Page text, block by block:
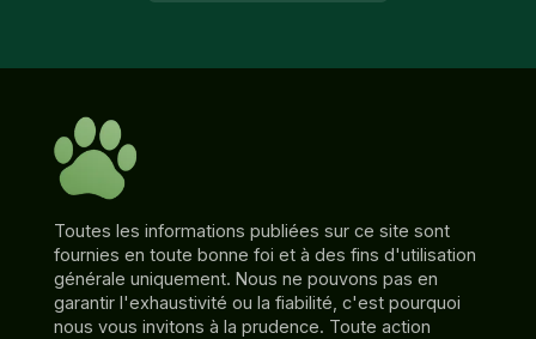
Toutes les informations publiées sur ce site sont
fournies en toute bonne foi et à des fins d'utilisation
générale uniquement. Nous ne pouvons pas en
garantir l'exhaustivité ou la fiabilité, c'est pourquoi
nous vous invitons à la prudence. Toute action